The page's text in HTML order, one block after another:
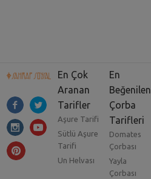
En Çok
Aranan
Tarifler
Aşure Tarifi
Sütlü Aşure
Tarifi
Un Helvası
En
Beğenilen
Çorba
Tarifleri
Domates
Çorbası
Yayla
Çorbası